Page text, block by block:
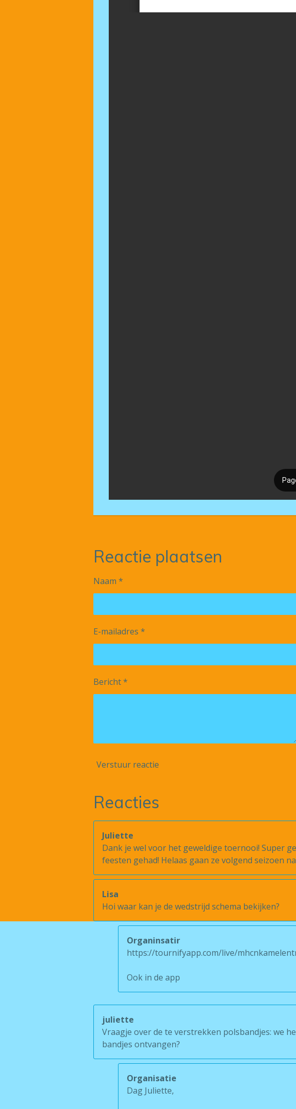
Reactie plaatsen
Naam *
E-mailadres *
Bericht *
Verstuur reactie
Reacties
Juliette
Dank je wel voor het geweldige toernooi! Super
feesten gehad! Helaas gaan ze volgend seizoen
Lisa
Hoi waar kan je de wedstrijd schema bekijken?
Organinsatir
https://tournifyapp.com/live/
Ook in de app
juliette
Vraagje over de te verstrekken polsbandjes: we
bandjes ontvangen?
Organisatie
Dag Juliette,